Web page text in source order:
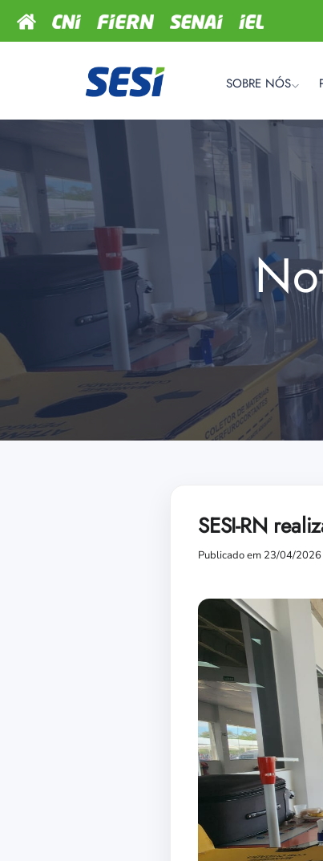
SOBRE NÓS
SESI-RN
Publicado em 23/04/2026